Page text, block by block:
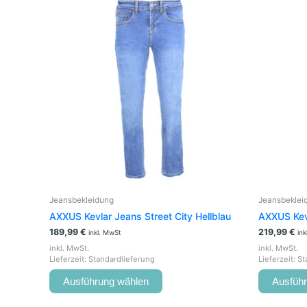
Jeansbekleidung
AXXUS Kevlar Jeans Street City Hellblau
189,99 € inkl. MwSt
inkl. MwSt.
Lieferzeit: Standardlieferung
Ausführung wählen
Produkt
weist
mehrere
Varianten
auf.
Optionen
können
auf
der
Produktseite
gewählt
AXXUS
219,99 €
inkl. MwSt.
Lieferzeit: